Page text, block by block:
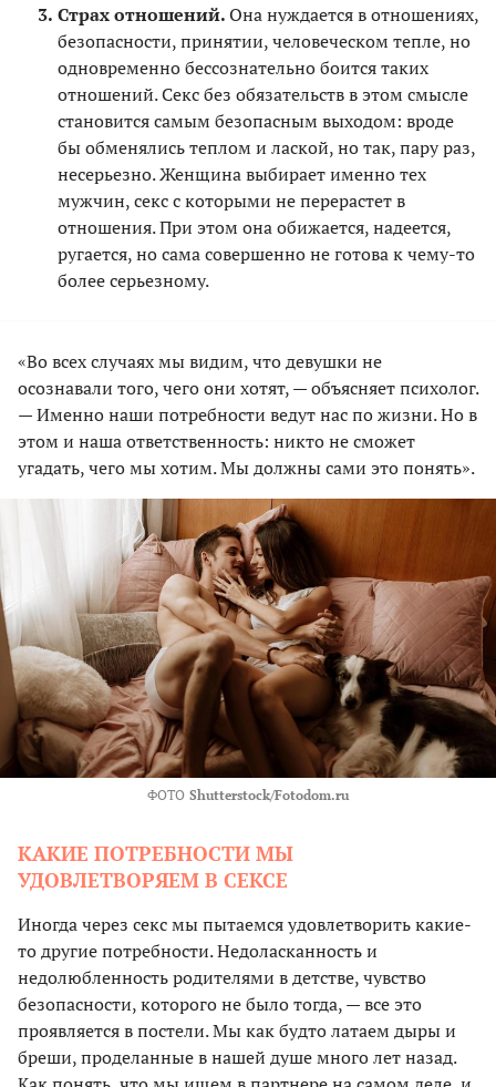
Страх отношений.Она нуждается в отношениях,
безопасности, принятии, человеческом тепле, но
одновременно бессознательно боится таких
отношений. Секс без обязательств в этом смысле
становится самым безопасным выходом: вроде
бы обменялись теплом и лаской, но так, пару раз,
несерьезно. Женщина выбирает именно тех
мужчин, секс с которыми не перерастет в
отношения. При этом она обижается, надеется,
ругается, но сама совершенно не готова к чему-то
более серьезному.
«Во всех случаях мы видим, что девушки не
осознавали того, чего они хотят, — объясняет психолог.
— Именно наши потребности ведут нас по жизни. Но в
этом и наша ответственность: никто не сможет
угадать, чего мы хотим. Мы должны сами это понять».
ФОТО Shutterstock/Fotodom.ru
КАКИЕ ПОТРЕБНОСТИ МЫ
УДОВЛЕТВОРЯЕМ В СЕКСЕ
Иногда через секс мы пытаемся удовлетворить какие-
то другие потребности. Недоласканность и
недолюбленность родителями в детстве, чувство
безопасности, которого не было тогда, — все это
проявляется в постели. Мы как будто латаем дыры и
бреши, проделанные в нашей душе много лет назад.